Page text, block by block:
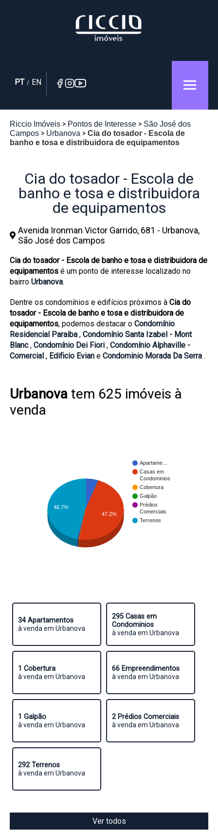
PT / EN
Riccio Imóveis Pontos de Interesse
São José dos
Campos
Urbanova
Cia do tosador - Escola de
banho e tosa e distribuidora de equipamentos
Cia do tosador - Escola de
banho e tosa e distribuidora
de equipamentos
Avenida Ironman Victor Garrido, 681 - Urbanova,
São José dos Campos
Cia do tosador - Escola de banho e tosa e distribuidora de
equipamentos é um ponto de interesse localizado no
bairro Urbanova.
Dentre os condomínios e edifícios próximos à Cia do
tosador - Escola de banho e tosa e distribuidora de
equipamentos, podemos destacar o Condomínio
Residencial Paraiba , Condomínio Santa Izabel - Mont
Blanc, Condomínio Dei Fiori , Condomínio Alphaville -
Comercial , Edificio Evian e Condominio Morada Da Serra .
Urbanova tem 625 imóveis à
venda
Apartame…
Casas em
Condominios
Cobertura
Galpão
Prédios
Comerciais
Terrenos
46.7%
47.2%
34 Apartamentos
à venda em Urbanova
295 Casas em
Condominios
à venda em Urbanova
1 Cobertura
à venda em Urbanova
66 Empreendimentos
à venda em Urbanova
1 Galpão
à venda em Urbanova
2 Prédios Comerciais
à venda em Urbanova
292 Terrenos
à venda em Urbanova
Ver todos